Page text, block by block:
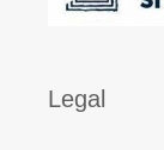
Legal